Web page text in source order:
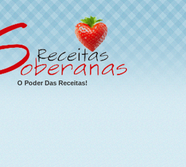
O Poder Das Receitas!